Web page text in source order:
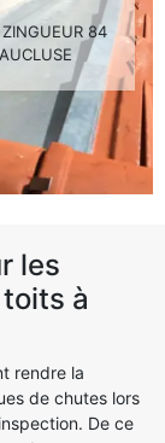
ZINGUEUR 84
les
à
rendre la
de chutes lors
De ce